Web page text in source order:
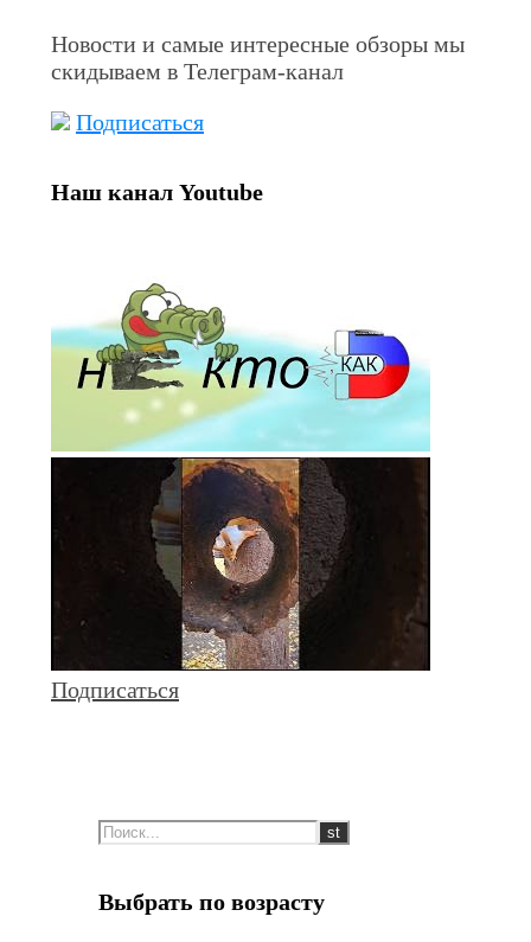
Новости и самые интересные обзоры мы
скидываем в Телеграм-канал
Подписаться
Наш канал Youtube
Подписаться
Выбрать по возрасту